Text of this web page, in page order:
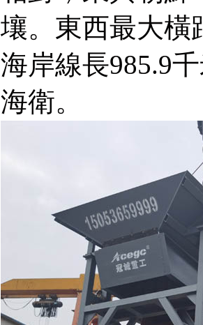
壤。東西最大橫
海岸線長985.9
海衛。